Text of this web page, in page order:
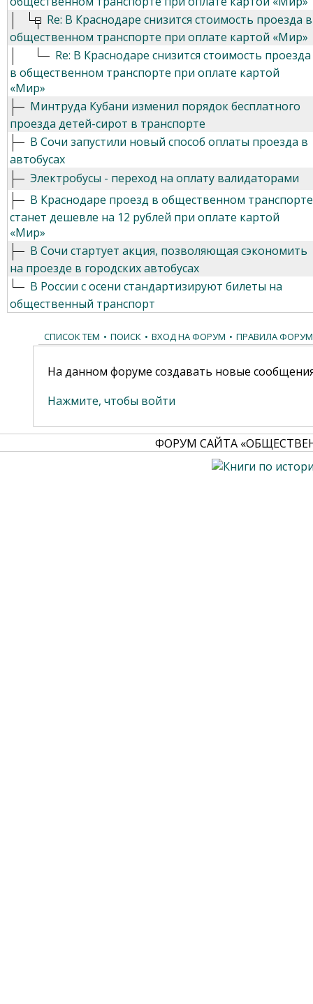
Re: В Краснодаре снизится стоимость проезда в
общественном транспорте при оплате картой «Мир»
Re: В Краснодаре снизится стоимость проезда
в общественном транспорте при оплате картой
«Мир»
Минтруда Кубани изменил порядок бесплатного
проезда детей-сирот в транспорте
В Сочи запустили новый способ оплаты проезда в
автобусах
Электробусы - переход на оплату валидаторами
В Краснодаре проезд в общественном транспорте
станет дешевле на 12 рублей при оплате картой
«Мир»
В Сочи стартует акция, позволяющая сэкономить
на проезде в городских автобусах
В России с осени стандартизируют билеты на
общественный транспорт
СПИСОК ТЕМ • ПОИСК • ВХОД НА ФОРУМ • ПРАВИЛА
На данном форуме создавать новые
Нажмите, чтобы войти
ФОРУМ САЙТА